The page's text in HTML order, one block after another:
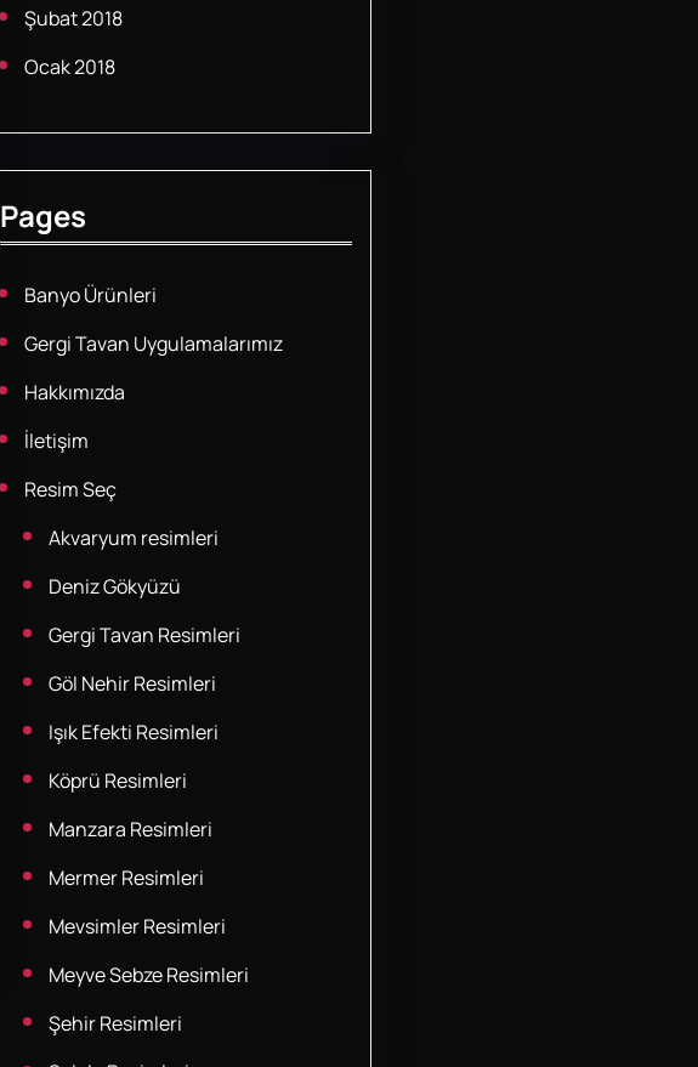
Şubat 2018
Ocak 2018
Pages
Banyo Ürünleri
Gergi Tavan Uygulamalarımız
Hakkımızda
İletişim
Resim Seç
Akvaryum resimleri
Deniz Gökyüzü
Gergi Tavan Resimleri
Göl Nehir Resimleri
Işık Efekti Resimleri
Köprü Resimleri
Manzara Resimleri
Mermer Resimleri
Mevsimler Resimleri
Meyve Sebze Resimleri
Şehir Resimleri